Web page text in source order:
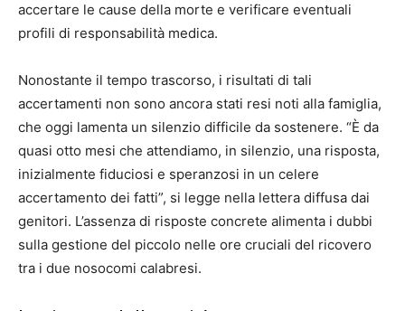
accertare le cause della morte e verificare eventuali
profili di responsabilità medica.
Nonostante il tempo trascorso, i risultati di tali
accertamenti non sono ancora stati resi noti alla famiglia,
che oggi lamenta un silenzio difficile da sostenere. “È da
quasi otto mesi che attendiamo, in silenzio, una risposta,
inizialmente fiduciosi e speranzosi in un celere
accertamento dei fatti”, si legge nella lettera diffusa dai
genitori. L’assenza di risposte concrete alimenta i dubbi
sulla gestione del piccolo nelle ore cruciali del ricovero
tra i due nosocomi calabresi.